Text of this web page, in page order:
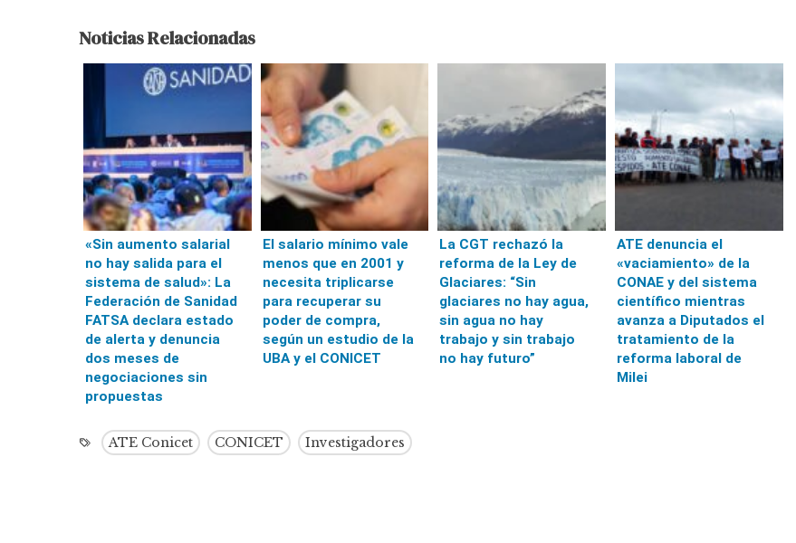
Noticias Relacionadas
«Sin aumento salarial
no hay salida para el
sistema de salud»: La
Federación de Sanidad
FATSA declara estado
de alerta y denuncia
dos meses de
negociaciones sin
propuestas
El salario mínimo vale
menos que en 2001 y
necesita triplicarse
para recuperar su
poder de compra,
según un estudio de la
UBA y el CONICET
La CGT rechazó la
reforma de la Ley de
Glaciares: “Sin
glaciares no hay agua,
sin agua no hay
trabajo y sin trabajo
no hay futuro”
ATE denuncia el
«vaciamiento» de la
CONAE y del sistema
científico mientras
avanza a Diputados el
tratamiento de la
reforma laboral de
Milei
ATE Conicet CONICET Investigadores